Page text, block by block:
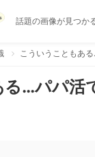
話題の画像が見つかる
こういうこともあ
…パパ活